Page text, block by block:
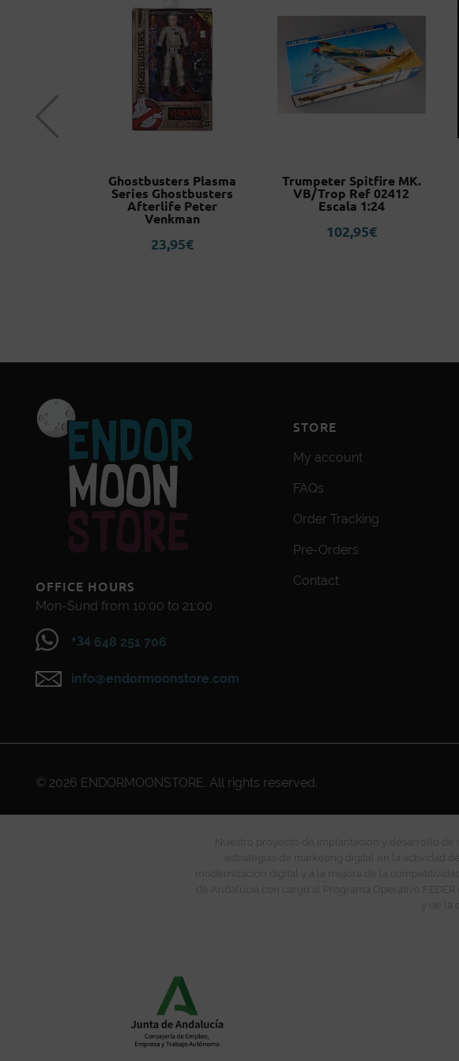
Ghostbusters Plasma
Series Ghostbusters
Afterlife Peter
Venkman
23,95€
Trumpeter Spitfire MK.
VB/Trop Ref 02412
Escala 1:24
102,95€
OFFICE HOURS
Mon-Sund from 10:00 to 21:00
+34 648 251 706
info@endormoonstore.com
STORE
My account
FAQs
Order Tracking
Pre-Orders
Contact
© 2026 ENDORMOONSTORE. All rights reserved.